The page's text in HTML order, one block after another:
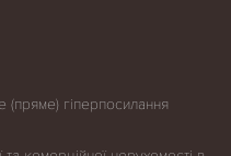
(пряме) гіперпосилання